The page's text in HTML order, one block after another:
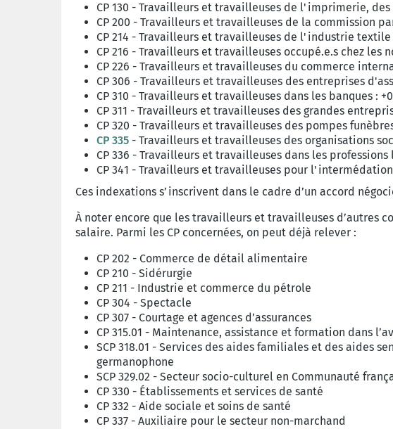
CP 130 - Travailleurs et travailleuses de l'imprimerie,
CP 200 - Travailleurs et travailleuses de la commission
CP 214 - Travailleurs et travailleuses de l'industrie textile
CP 216 - Travailleurs et travailleuses occupé.e.s chez les
CP 226 - Travailleurs et travailleuses du commerce
CP 306 - Travailleurs et travailleuses des entreprises
CP 310 - Travailleurs et travailleuses dans les banques :
CP 311 - Travailleurs et travailleuses des grandes
CP 320 - Travailleurs et travailleuses des pompes funèbres
CP 335 - Travailleurs et travailleuses des organisations
CP 336 - Travailleurs et travailleuses dans les professions
CP 341 - Travailleurs et travailleuses pour
Ces indexations s’inscrivent dans le cadre d’un accord
À noter encore que les travailleurs et travailleuses d’autres
salaire. Parmi les CP concernées, on peut déjà relever :
CP 202 - Commerce de détail alimentaire
CP 210 - Sidérurgie
CP 211 - Industrie et commerce du pétrole
CP 304 - Spectacle
CP 307 - Courtage et agences d’assurances
CP 315.01 - Maintenance, assistance et formation dans
SCP 318.01 - Services des aides familiales et des aides
germanophone
SCP 329.02 - Secteur socio-culturel en Communauté
CP 330 - Établissements et services de santé
CP 332 - Aide sociale et soins de santé
CP 337 - Auxiliaire pour le secteur non-marchand